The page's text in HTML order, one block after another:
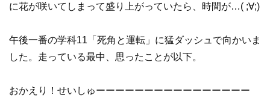
に花が咲いてしまって盛り上がっていたら、時間が…( ;∀;)
午後一番の学科11「死角と運転」に猛ダッシュで向かいま
した。走っている最中、思ったことが以下。
おかえり！せいしゅーーーーーーーーーーーーーーーー